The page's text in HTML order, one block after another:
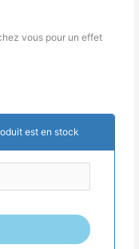
vous pour un effet
est en stock